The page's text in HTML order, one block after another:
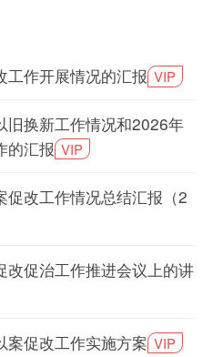
工作开展情况的汇报 VIP
旧换新工作情况和2026年
的汇报 VIP
促改工作情况总结汇报（2
促治工作推进会议上的讲
案促改工作实施方案 VIP